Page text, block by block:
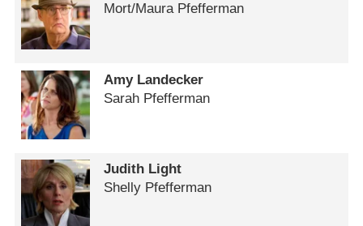
Mort/​Maura Pfefferman
Amy Landecker
Sarah Pfefferman
Judith Light
Shelly Pfefferman